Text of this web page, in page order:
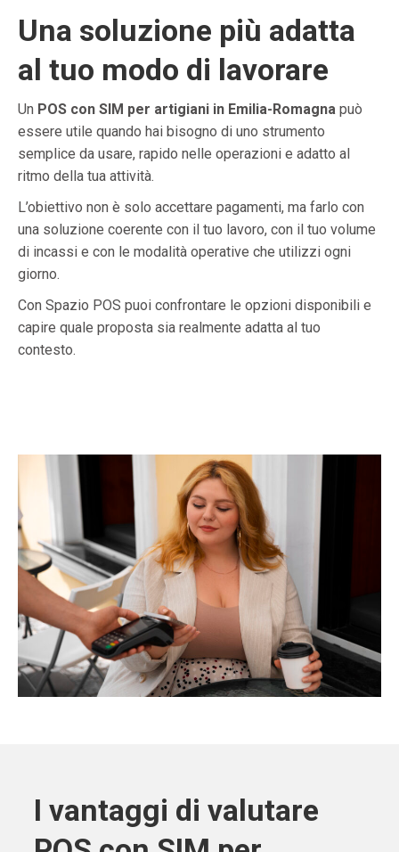
Una soluzione più adatta
al tuo modo di lavorare
Un POS con SIM per artigiani in Emilia-Romagna può
essere utile quando hai bisogno di uno strumento
semplice da usare, rapido nelle operazioni e adatto al
ritmo della tua attività.
L’obiettivo non è solo accettare pagamenti, ma farlo con
una soluzione coerente con il tuo lavoro, con il tuo volume
di incassi e con le modalità operative che utilizzi ogni
giorno.
Con Spazio POS puoi confrontare le opzioni disponibili e
capire quale proposta sia realmente adatta al tuo
contesto.
I vantaggi di valutare